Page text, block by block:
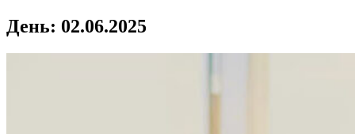
День: 02.06.2025